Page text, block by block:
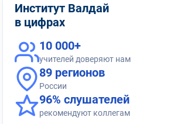
Институт Валдай
в цифрах
10 000+
учителей доверяют нам
89 регионов
России
96% слушателей
рекомендуют коллегам